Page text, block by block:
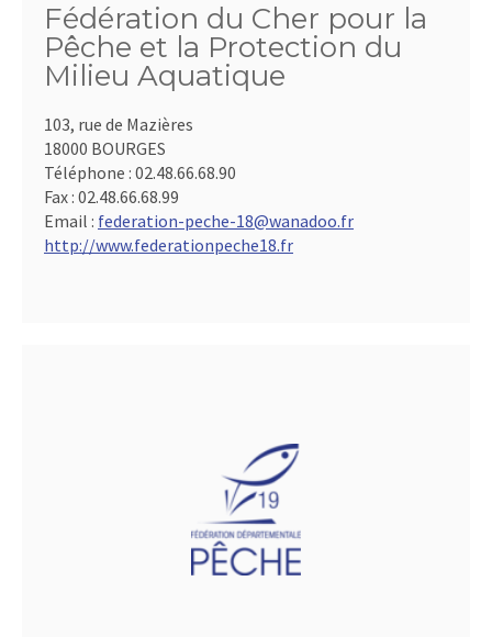
Fédération du Cher pour la
Pêche et la Protection du
Milieu Aquatique
103, rue de Mazières
18000 BOURGES
Téléphone : 02.48.66.68.90
Fax : 02.48.66.68.99
Email : federation-peche-18@wanadoo.fr
http://www.federationpeche18.fr